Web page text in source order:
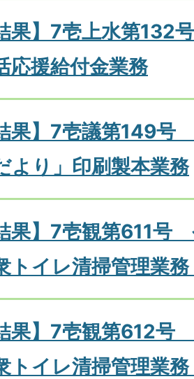
果】7壱上水第
応援給付金業務
果】7壱議第149
より」印刷製本業務
果】7壱観第611
トイレ清掃管理業
果】7壱観第612
トイレ清掃管理業